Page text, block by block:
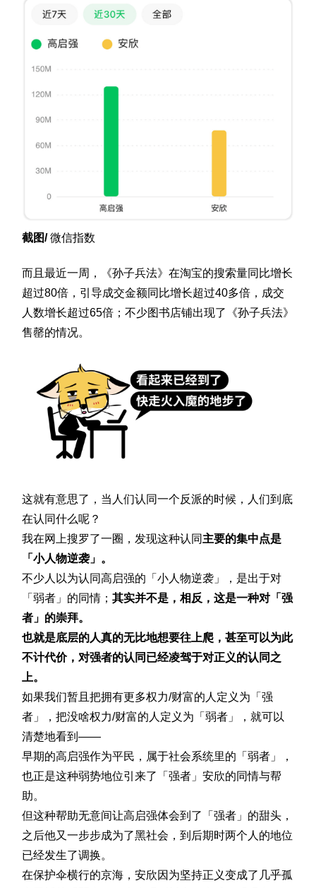
截图/微信指数
而且最近一周，《孙子兵法》在淘宝的搜索量同比增长
超过80倍，引导成交金额同比增长超过40多倍，成交
人数增长超过65倍；不少图书店铺出现了《孙子兵法》
售罄的情况。
这就有意思了，当人们认同一个反派的时候，人们到底
在认同什么呢？
我在网上搜罗了一圈，发现这种认同 主要的集中点是
「小人物逆袭」。
不少人以为认同高启强的「小人物逆袭」，是出于对
「弱者」的同情； 其实并不是，相反，这是一种对「强
者」的崇拜。
也就是底层的人真的无比地想要往上爬，甚至可以为此
不计代价，对强者的认同已经凌驾于对正义的认同之
上。
如果我们暂且把拥有更多权力/财富的人定义为「强
者」，把没啥权力/财富的人定义为「弱者」，就可以
清楚地看到——
早期的高启强作为平民，属于社会系统里的「弱者」，
也正是这种弱势地位引来了「强者」安欣的同情与帮
助。
但这种帮助无意间让高启强体会到了「强者」的甜头，
之后他又一步步成为了黑社会，到后期时两个人的地位
已经发生了调换。
在保护伞横行的京海，安欣因为坚持正义变成了几乎孤